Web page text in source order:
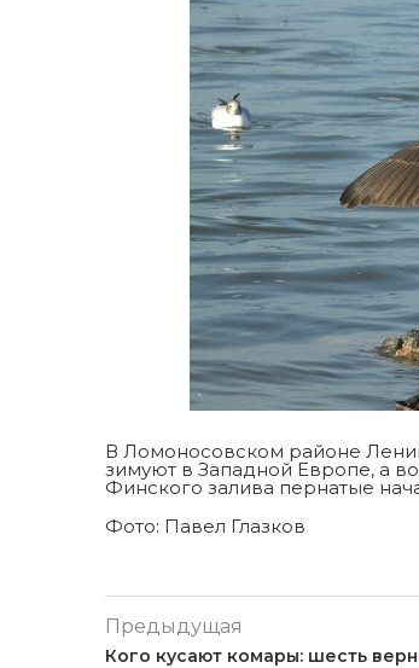
В Ломоносовском районе
зимуют в Западной Европе, а
Финского залива пернатые
Фото: Павел Глазков
Предыдущая
Кого кусают комары: шесть